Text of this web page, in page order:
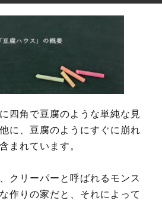
四角で豆腐のような単純な見
に、豆腐のようにすぐに崩れ
まれています。
クリーパーと呼ばれるモンス
作りの家だと、それによって